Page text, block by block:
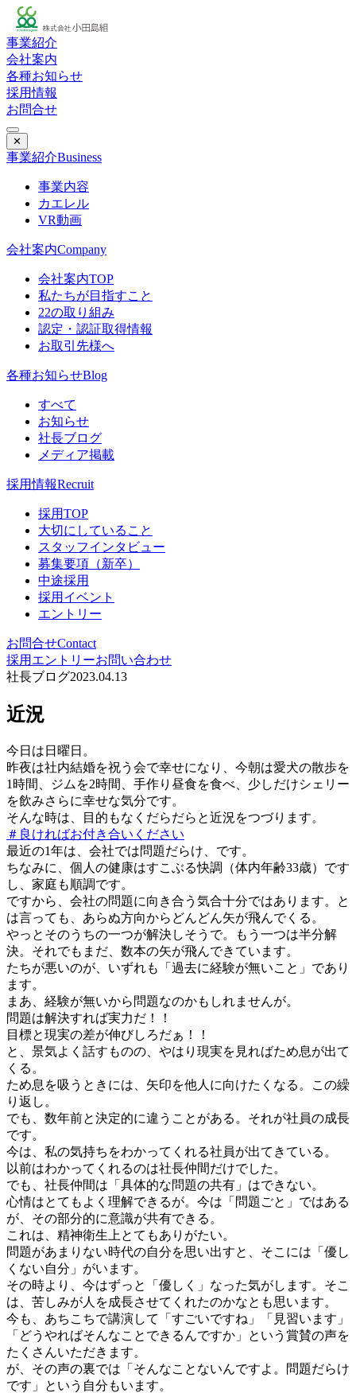
事業紹介
会社案内
各種お知らせ
採用情報
お問合せ
✕
事業紹介Business
事業内容
カエレル
VR動画
会社案内Company
会社案内TOP
私たちが目指すこと
22の取り組み
認定・認証取得情報
お取引先様へ
各種お知らせBlog
すべて
お知らせ
社長ブログ
メディア掲載
採用情報Recruit
採用TOP
大切にしていること
スタッフインタビュー
募集要項（新卒）
中途採用
採用イベント
エントリー
お問合せContact
採用エントリーお問い合わせ
社長ブログ2023.04.13
近況
今日は日曜日。
昨夜は社内結婚を祝う会で幸せになり、今朝は愛犬の散歩を
1時間、ジムを2時間、手作り昼食を食べ、少しだけシェリー
を飲みさらに幸せな気分です。
そんな時は、目的もなくだらだらと近況をつづります。
＃良ければお付き合いください
最近の1年は、会社では問題だらけ、です。
ちなみに、個人の健康はすこぶる快調（体内年齢33歳）です
し、家庭も順調です。
ですから、会社の問題に向き合う気合十分ではあります。と
は言っても、あらぬ方向からどんどん矢が飛んでくる。
やっとそのうちの一つが解決しそうで。もう一つは半分解
決。それでもまだ、数本の矢が飛んできています。
たちが悪いのが、いずれも「過去に経験が無いこと」であり
ます。
まあ、経験が無いから問題なのかもしれませんが。
問題は解決すれば実力だ！！
目標と現実の差が伸びしろだぁ！！
と、景気よく話すものの、やはり現実を見ればため息が出て
くる。
ため息を吸うときには、矢印を他人に向けたくなる。この繰
り返し。
でも、数年前と決定的に違うことがある。それが社員の成長
です。
今は、私の気持ちをわかってくれる社員が出てきている。
以前はわかってくれるのは社長仲間だけでした。
でも、社長仲間は「具体的な問題の共有」はできない。
心情はとてもよく理解できるが。今は「問題ごと」ではある
が、その部分的に意識が共有できる。
これは、精神衛生上とてもありがたい。
問題があまりない時代の自分を思い出すと、そこには「優し
くない自分」がいます。
その時より、今はずっと「優しく」なった気がします。そこ
は、苦しみが人を成長させてくれたのかなとも思います。
今も、あちこちで講演して「すごいですね」「見習います」
「どうやればそんなことできるんですか」という賞賛の声を
たくさんいただきます。
が、その声の裏では「そんなことないんですよ。問題だらけ
です」という自分もいます。